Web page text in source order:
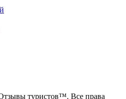
туристов™. Все права